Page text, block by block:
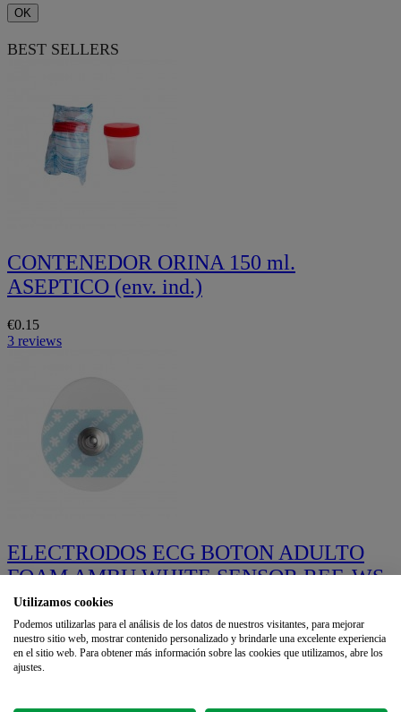
OK
BEST SELLERS
CONTENEDOR ORINA 150 ml.
ASEPTICO (env. ind.)
€0.15
3 reviews
ELECTRODOS ECG BOTON ADULTO
FOAM AMBU WHITE SENSOR REF. WS-
00-S/50
€4.54
Utilizamos cookies
Podemos utilizarlas para el análisis de los datos de nuestros visitantes, para mejorar
nuestro sitio web, mostrar contenido personalizado y brindarle una excelente experiencia
en el sitio web. Para obtener más información sobre las cookies que utilizamos, abre los
ajustes.